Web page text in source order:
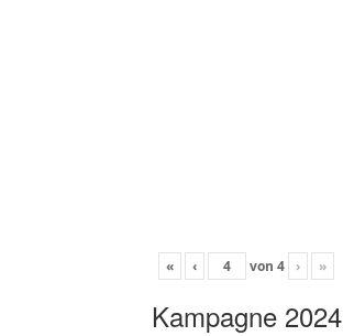
« ‹ von 4 › »
Kampagne 2024